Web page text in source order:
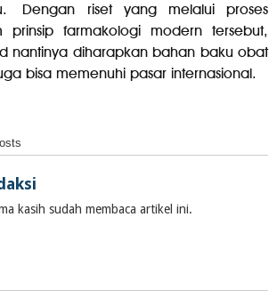
Dengan riset yang melalui proses
prinsip farmakologi modern tersebut,
nantinya diharapkan bahan baku obat
bisa memenuhi pasar internasional.
kasih sudah membaca artikel ini.